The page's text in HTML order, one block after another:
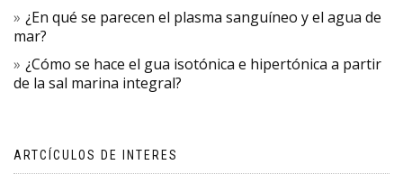
¿En qué se parecen el plasma sanguíneo y el agua de
mar?
¿Cómo se hace el gua isotónica e hipertónica a partir
de la sal marina integral?
ARTCÍCULOS DE INTERES